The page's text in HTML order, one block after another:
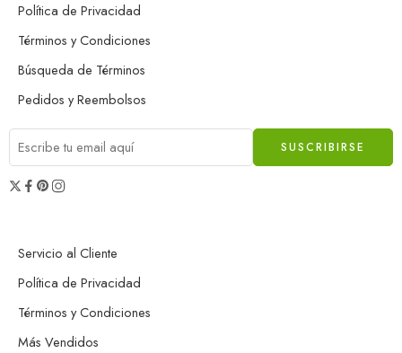
Política de Privacidad
Términos y Condiciones
Búsqueda de Términos
Pedidos y Reembolsos
Servicio al Cliente
Política de Privacidad
Términos y Condiciones
Más Vendidos